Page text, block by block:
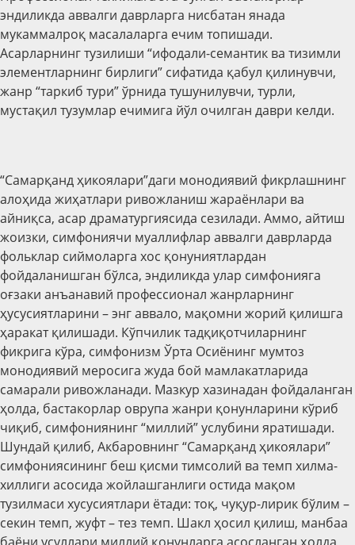
эндиликда аввалги даврларга нисбатан янада
мукаммалроқ масалаларга ечим топишади.
Асарларнинг тузилиши “ифодали-семантик ва тизимли
элементларнинг бирлиги” сифатида қабул қилинувчи,
жанр “таркиб тури” ўрнида тушунилувчи, турли,
мустақил тузумлар ечимига йўл очилган даври келди.
“Самарқанд ҳикоялари”даги монодиявий фикрлашнинг
алоҳида жиҳатлари ривожланиш жараёнлари ва
айниқса, асар драматургиясида сезилади. Аммо, айтиш
жоизки, симфониячи муаллифлар аввалги даврларда
фольклар сиймоларга хос қонуниятлардан
фойдаланишган бўлса, эндиликда улар симфонияга
оғзаки анъанавий профессионал жанрларнинг
ҳусусиятларини – энг аввало, мақомни жорий қилишга
ҳаракат қилишади. Кўпчилик тадқиқотчиларнинг
фикрига кўра, симфонизм Ўрта Осиёнинг мумтоз
монодиявий меросига жуда бой мамлакатларида
самарали ривожланади. Мазкур хазинадан фойдаланган
ҳолда, бастакорлар оврупа жанри қонунларини кўриб
чиқиб, симфониянинг “миллий” услубини яратишади.
Шундай қилиб, Акбаровнинг “Самарқанд ҳикоялари”
симфониясининг беш қисми тимсолий ва темп хилма-
хиллиги асосида жойлашганлиги остида мақом
тузилмаси хусусиятлари ётади: тоқ, чуқур-лирик бўлим –
секин темп, жуфт – тез темп. Шакл ҳосил қилиш, манбаа